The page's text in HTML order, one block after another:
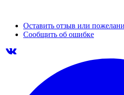
Оставить отзыв или
Сообщить об ошибке